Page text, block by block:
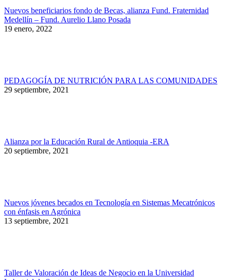
Nuevos beneficiarios fondo de Becas, alianza Fund. Fraternidad
Medellín – Fund. Aurelio Llano Posada
19 enero, 2022
PEDAGOGÍA DE NUTRICIÓN PARA LAS COMUNIDADES
29 septiembre, 2021
Alianza por la Educación Rural de Antioquia -ERA
20 septiembre, 2021
Nuevos jóvenes becados en Tecnología en Sistemas Mecatrónicos
con énfasis en Agrónica
13 septiembre, 2021
Taller de Valoración de Ideas de Negocio en la Universidad